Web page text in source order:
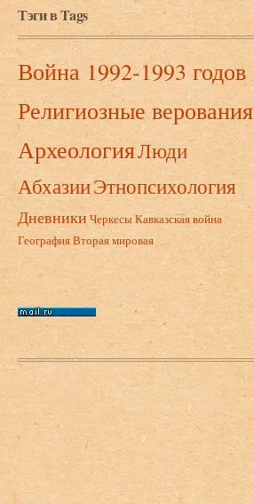
Тэги в Tags
Война 1992-1993 годов
Религиозные верования
АрхеологияЛюди
АбхазииЭтнопсихология
Дневники ЧеркесыКавказская война
ГеографияВторая мировая
Нижний колонтитул